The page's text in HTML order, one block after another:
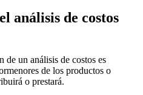
análisis de costos
de un análisis de costos es
de los productos o
o prestará.